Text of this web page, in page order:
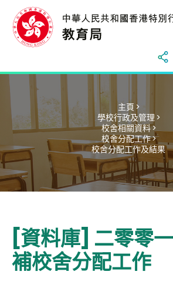
主頁 >
學校行政及管理 >
校舍相關資料 >
校舍分配工作 >
校舍分配工作及結果
[資料庫] 二零零
補校舍分配工作